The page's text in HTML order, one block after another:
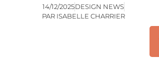
14/12/2025DESIGN NEWS
PAR ISABELLE CHARRIER